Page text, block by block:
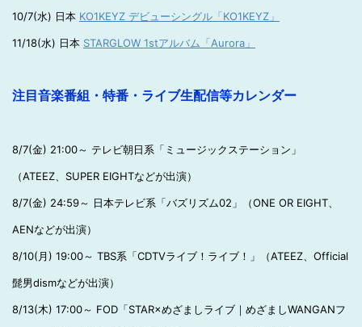
10/7(水) 日本 KO1KEYZ デビューシングル「KO1KEYZ」
11/18(水) 日本 STARGLOW 1stアルバム「Aurora」
注目音楽番組・特番・ライブ生配信等カレンダー
8/7(金) 21:00～ テレビ朝日系「ミュージックステーション」
（ATEEZ、SUPER EIGHTなどが出演）
8/7(金) 24:59～ 日本テレビ系「バズリズム02」（ONE OR EIGHT、
AENなどが出演）
8/10(月) 19:00～ TBS系「CDTVライブ！ライブ！」（ATEEZ、Official
髭男dismなどが出演）
8/13(木) 17:00～ FOD「STAR×めざましライブ｜めざましWANGANフ